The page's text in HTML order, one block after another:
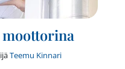
Teemu Kinnari